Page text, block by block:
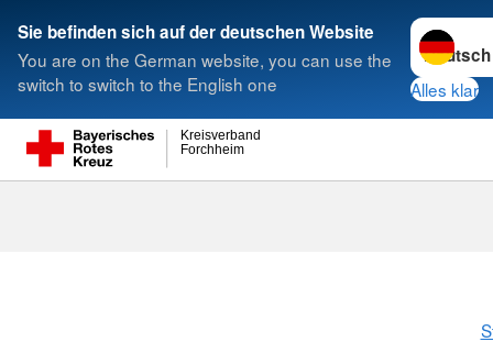
Sie befinden sich auf der deutschen Website
You are on the German website, you can use the
switch to switch to the English one
Sprache
Alles klar
Forchheim
Kreisverband
Suche